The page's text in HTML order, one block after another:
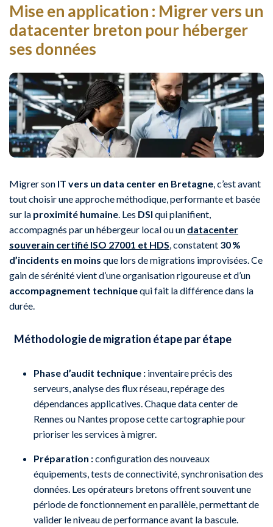
Mise en application : Migrer vers un
datacenter breton pour héberger
ses données
Migrer son IT vers un data center en Bretagne, c’est avant
tout choisir une approche méthodique, performante et basée
sur la proximité humaine. Les DSI qui planifient,
accompagnés par un hébergeur local ou un datacenter
souverain certifié ISO 27001 et HDS, constatent 30 %
d’incidents en moins que lors de migrations improvisées. Ce
gain de sérénité vient d’une organisation rigoureuse et d’un
accompagnement techniquequi fait la différence dans la
durée.
Méthodologie de migration étape par étape
Phase d’audit technique : inventaire précis des
serveurs, analyse des flux réseau, repérage des
dépendances applicatives. Chaque data center de
Rennes ou Nantes propose cette cartographie pour
prioriser les services à migrer.
Préparation :configuration des nouveaux
équipements, tests de connectivité, synchronisation des
données. Les opérateurs bretons offrent souvent une
période de fonctionnement en parallèle, permettant de
valider le niveau de performance avant la bascule.